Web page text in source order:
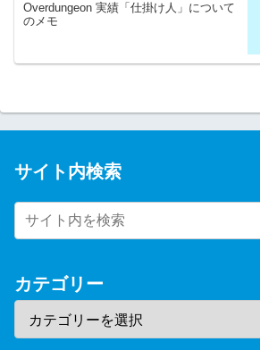
Overdungeon 実績「仕掛け人」について
のメモ
サイト内検索
カテゴリー